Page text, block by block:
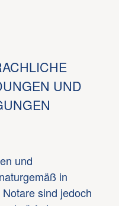
UND
und
in
sind jedoch